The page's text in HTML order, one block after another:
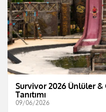
Survivor 2026 Ünlüler
Tanıtımı
09/06/2026